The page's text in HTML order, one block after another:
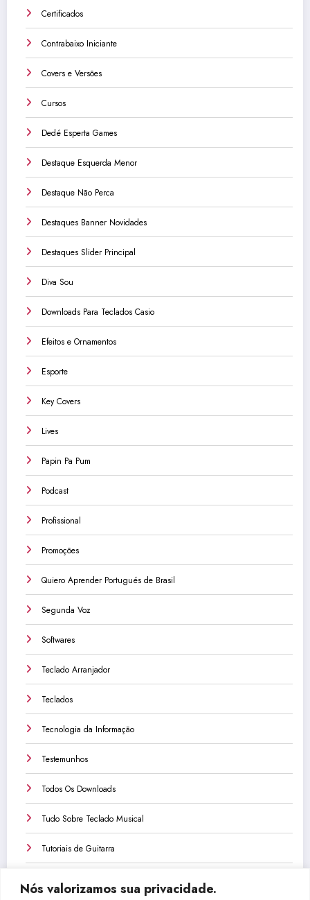
Nós valorizamos sua privacidade.
Certificados
Contrabaixo Iniciante
Covers e Versões
Cursos
Dedé Esperta Games
Destaque Esquerda Menor
Destaque Não Perca
Destaques Banner Novidades
Destaques Slider Principal
Diva Sou
Downloads Para Teclados Casio
Efeitos e Ornamentos
Esporte
Key Covers
Lives
Papin Pa Pum
Podcast
Profissional
Promoções
Quiero Aprender Portugués de Brasil
Segunda Voz
Softwares
Teclado Arranjador
Teclados
Tecnologia da Informação
Testemunhos
Todos Os Downloads
Tudo Sobre Teclado Musical
Tutoriais de Guitarra